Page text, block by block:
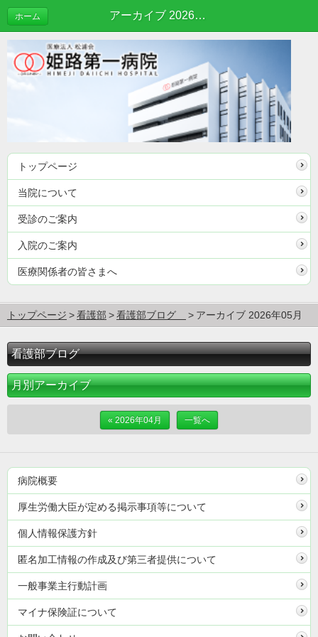
アーカイブ 2026年05月 | 看護部ブログ
ホーム
トップページ
当院について
受診のご案内
入院のご案内
医療関係者の皆さまへ
トップページ 看護部 看護部ブログ アーカイブ 2026年05月
看護部ブログ
月別アーカイブ
« 2026年04月 一覧へ
病院概要
厚生労働大臣が定める掲示事項等について
個人情報保護方針
匿名加工情報の作成及び第三者提供について
一般事業主行動計画
マイナ保険証について